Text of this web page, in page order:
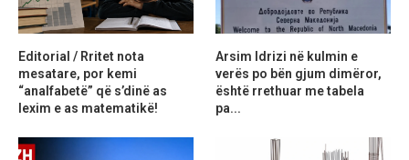
Editorial / Rritet nota
mesatare, por kemi
“analfabetë” që s’dinë as
lexim e as matematikë!
Arsim Idrizi në kulmin e
verës po bën gjum dimëror,
është rrethuar me tabela
pa...